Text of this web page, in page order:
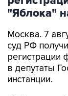
Москва. 7
регистрации
в депутаты
инстанции.
"В Верховный